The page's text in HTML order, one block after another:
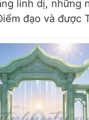
linh dị, những
đạo và được